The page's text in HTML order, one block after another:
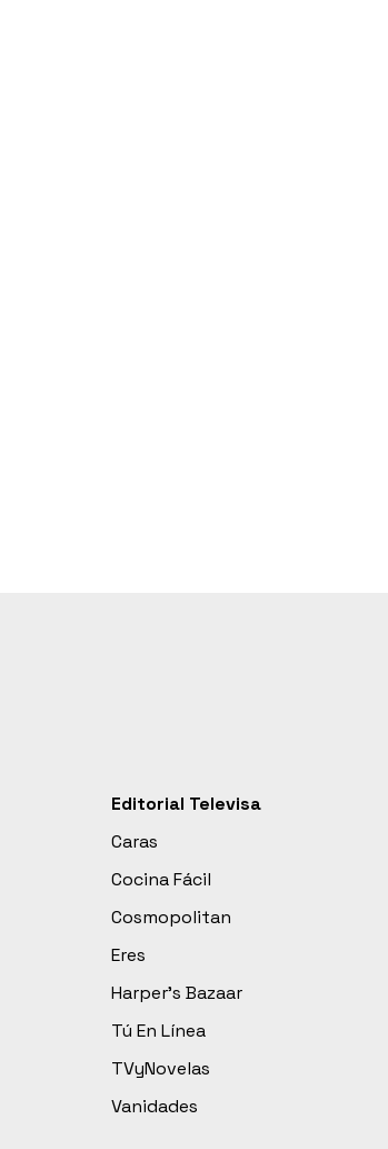
Editorial Televisa
Caras
Cocina Fácil
Cosmopolitan
Eres
Harper’s Bazaar
Tú En Línea
TVyNovelas
Vanidades